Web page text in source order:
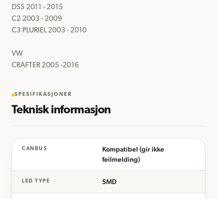
DS5 2011 - 2015
C2 2003 - 2009
C3 PLURIEL 2003 - 2010
VW
CRAFTER 2005 -2016
SPESIFIKASJONER
Teknisk informasjon
CANBUS
Kompatibel (gir ikke
feilmelding)
LED TYPE SMD